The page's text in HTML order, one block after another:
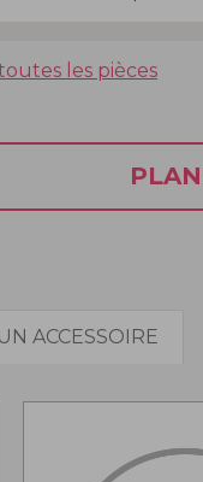
les pièces
ACCESSOIRE